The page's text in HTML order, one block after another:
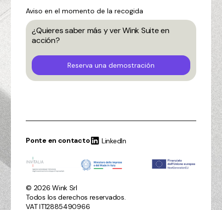
Aviso en el momento de la recogida
¿Quieres saber más y ver Wink Suite en
acción?
Reserva una demostración
© 2026 Wink Srl
Todos los derechos reservados.
VAT IT12885490966
Ponte en contacto LinkedIn